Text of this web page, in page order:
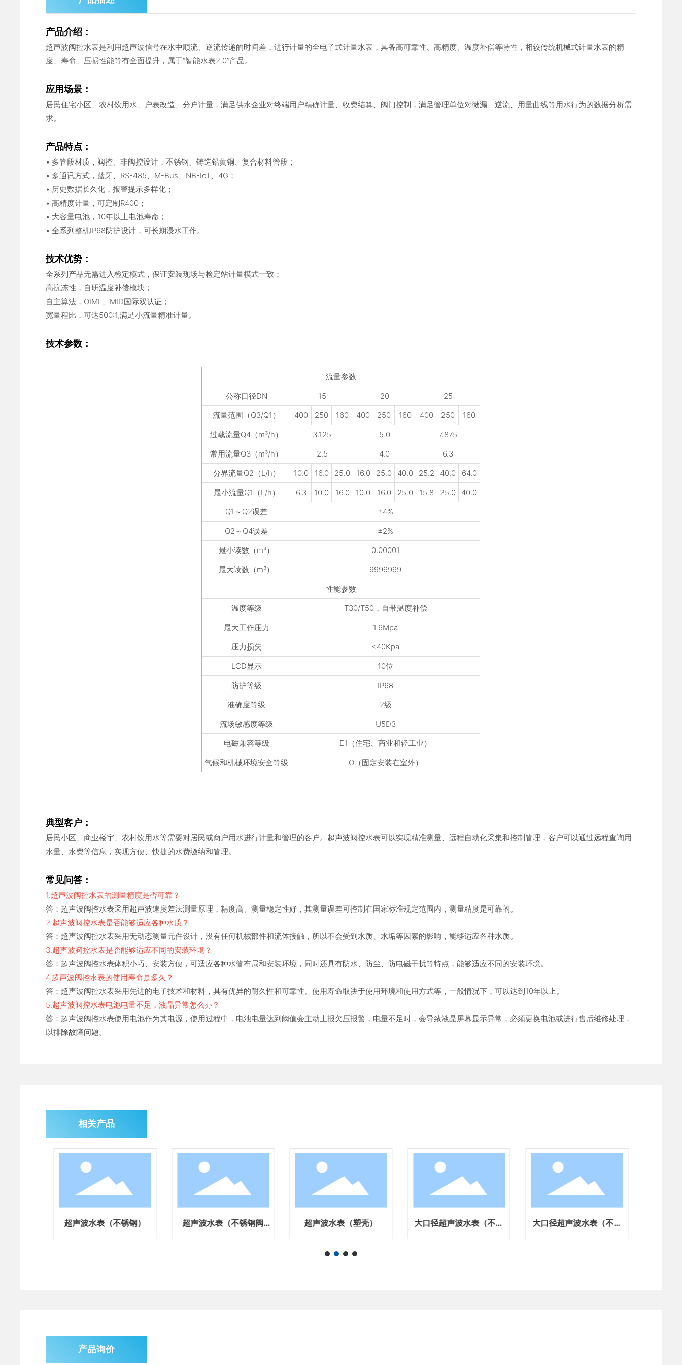
产品介绍：
超声波阀控水表是利用超声波信号在水中顺流、逆流传递的时间差，进行计量的全电子式计量水表，具备高可靠性、高精度、温度补偿等特性，相较传统机械式计量水表的精
度、寿命、压损性能等有全面提升，属于“智能水表2.0”产品。
应用场景：
居民住宅小区、农村饮用水、户表改造、分户计量，满足供水企业对终端用户精确计量、收费结算、阀门控制，满足管理单位对微漏、逆流、用量曲线等用水行为的数据分析需
求。
产品特点：
• 多管段材质，阀控、非阀控设计，不锈钢、铸造铅黄铜、复合材料管段；
• 多通讯方式，蓝牙、RS-485、M-Bus、NB-IoT、4G；
• 历史数据长久化，报警提示多样化；
• 高精度计量，可定制R400；
• 大容量电池，10年以上电池寿命；
• 全系列整机IP68防护设计，可长期浸水工作。
技术优势：
全系列产品无需进入检定模式，保证安装现场与检定站计量模式一致；
高抗冻性，自研温度补偿模块；
自主算法，OIML、MID国际双认证；
宽量程比，可达500:1,满足小流量精准计量。
技术参数：
流量参数
公称口径DN
15 20
25
流量范围（Q3/Q1）
400 250 160 400 250 160 400 250
160
过载流量Q4（m³/h）
3.125 5.0
7.875
常用流量Q3（m³/h）
2.5 4.0
6.3
分界流量Q2（L/h）
10.0 16.0 25.0 16.0 25.0 40.0 25.2 40.0
64.0
最小流量Q1（L/h）
6.3 10.0 16.0 10.0 16.0 25.0 15.8 25.0
40.0
Q1～Q2误差
±4%
Q2～Q4误差
±2%
最小读数（m³）
0.00001
最大读数（m³）
9999999
性能参数
温度等级
T30/T50，自带温度补偿
最大工作压力
1.6Mpa
压力损失
<40Kpa
LCD显示
10位
防护等级
IP68
准确度等级
2级
流场敏感度等级
U5D3
电磁兼容等级
E1（住宅、商业和轻工业）
气候和机械环境安全等级
O（固定安装在室外）
典型客户：
居民小区、商业楼宇、农村饮用水等需要对居民或商户用水进行计量和管理的客户。超声波阀控水表可以实现精准测量、远程自动化采集和控制管理，客户可以通过远程查询用
水量、水费等信息，实现方便、快捷的水费缴纳和管理。
常见问答：
1.超声波阀控水表的测量精度是否可靠？
答：超声波阀控水表采用超声波速度差法测量原理，精度高、测量稳定性好，其测量误差可控制在国家标准规定范围内，测量精度是可靠的。
2.超声波阀控水表是否能够适应各种水质？
答：超声波阀控水表采用无动态测量元件设计，没有任何机械部件和流体接触，所以不会受到水质、水垢等因素的影响，能够适应各种水质。
3.超声波阀控水表是否能够适应不同的安装环境？
答：超声波阀控水表体积小巧、安装方便，可适应各种水管布局和安装环境，同时还具有防水、防尘、防电磁干扰等特点，能够适应不同的安装环境。
4.超声波阀控水表的使用寿命是多久？
答：超声波阀控水表采用先进的电子技术和材料，具有优异的耐久性和可靠性。使用寿命取决于使用环境和使用方式等，一般情况下，可以达到10年以上。
5.超声波阀控水表电池电量不足，液晶异常怎么办？
答：超声波阀控水表使用电池作为其电源，使用过程中，电池电量达到阈值会主动上报欠压报警，电量不足时，会导致液晶屏幕显示异常，必须更换电池或进行售后维修处理，
以排除故障问题。
相关产品
超声波水表（不锈钢）
超声波水表（不锈钢阀
控）
超声波水表（塑壳）
大口径超声波水表（不锈
钢、双声道）
大口径超声波水表（不锈
钢、四声道）
产品询价